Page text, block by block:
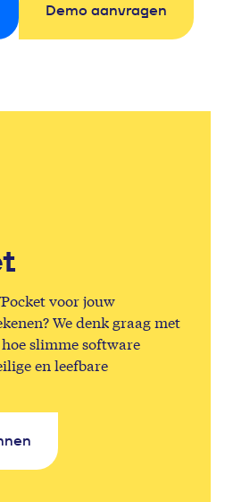
Demo aanvragen
voor jouw
We denk graag met
slimme software
en leefbare